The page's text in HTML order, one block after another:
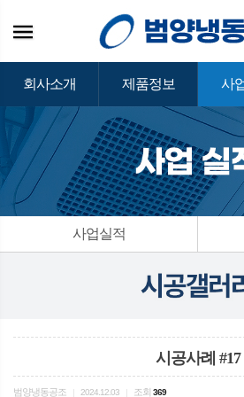
회사소개 제품정보 사
사업실적
시공사례 #17
범양냉동공조 2024.12.03 조회 369